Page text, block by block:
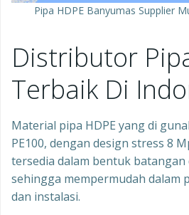
Pipa HDPE Banyumas Supplier
Distributor
Terbaik Di
Material pipa HDPE yang di
PE100, dengan design stress 8
tersedia dalam bentuk batangan
sehingga mempermudah dalam
dan instalasi.